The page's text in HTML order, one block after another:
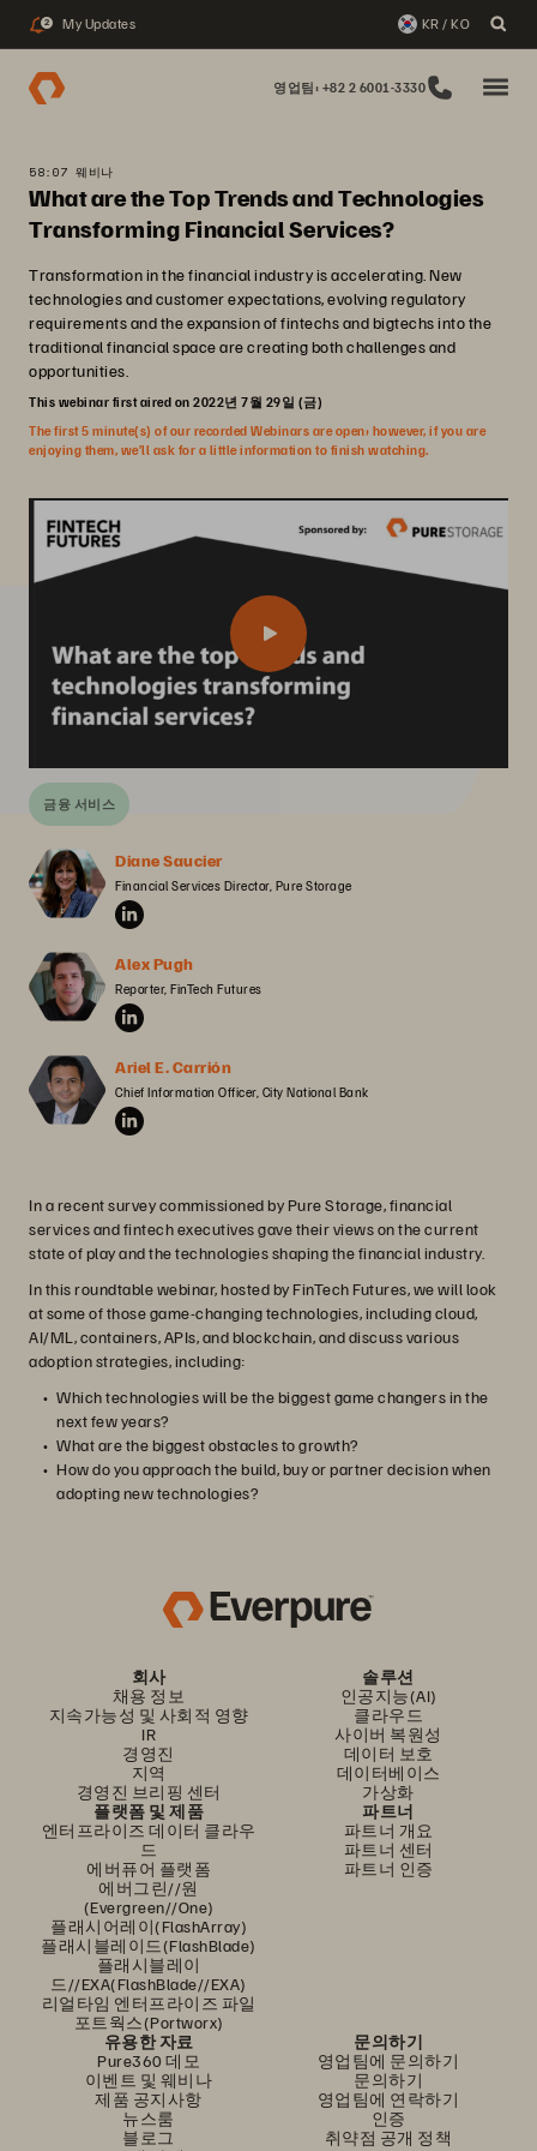
2 My Updates KR / KO
영업팀: +82 2 6001-3330
58:07 웨비나
What are the Top Trends and Technologies
Transforming Financial Services?
Transformation in the financial industry is accelerating. New
technologies and customer expectations, evolving regulatory
requirements and the expansion of fintechs and bigtechs into the
traditional financial space are creating both challenges and
opportunities.
This webinar first aired on 2022년 7월 29일 (금)
The first 5 minute(s) of our recorded Webinars are open; however, if you are
enjoying them, we’ll ask for a little information to finish watching.
금융 서비스
Diane Saucier
Financial Services Director, Pure Storage
Alex Pugh
Reporter, FinTech Futures
Ariel E. Carrión
Chief Information Officer, City National Bank
In a recent survey commissioned by Pure Storage, financial
services and fintech executives gave their views on the current
state of play and the technologies shaping the financial industry.
In this roundtable webinar, hosted by FinTech Futures, we will look
at some of those game-changing technologies, including cloud,
AI/ML, containers, APIs, and blockchain, and discuss various
adoption strategies, including:
Which technologies will be the biggest game changers in the
next few years?
What are the biggest obstacles to growth?
How do you approach the build, buy or partner decision when
adopting new technologies?
회사
채용 정보
지속가능성 및 사회적 영향
IR
경영진
지역
경영진 브리핑 센터
솔루션
인공지능(AI)
클라우드
사이버 복원성
데이터 보호
데이터베이스
가상화
플랫폼 및 제품
엔터프라이즈 데이터 클라우
드
에버퓨어 플랫폼
에버그린//원
(Evergreen//One)
플래시어레이(FlashArray)
플래시블레이드(FlashBlade)
플래시블레이
드//EXA(FlashBlade//EXA)
리얼타임 엔터프라이즈 파일
포트웍스(Portworx)
파트너
파트너 개요
파트너 센터
파트너 인증
유용한 자료
Pure360 데모
이벤트 및 웨비나
제품 공지사항
뉴스룸
블로그
문의하기
영업팀에 문의하기
문의하기
영업팀에 연락하기
인증
취약점 공개 정책